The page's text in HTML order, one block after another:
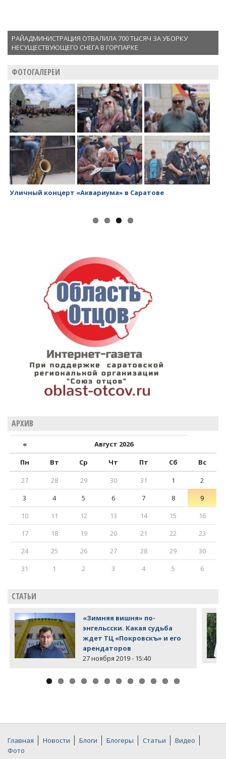
РАЙАДМИНИСТРАЦИЯ ОТВАЛИЛА 700 ТЫСЯЧ ЗА УБОРКУ
НЕСУЩЕСТВУЮЩЕГО СНЕГА В ГОРПАРКЕ
ФОТОГАЛЕРЕИ
Уличный концерт «Аквариума» в Саратове
АРХИВ
«
Август 2026
Пн
Вт Ср Чт Пт Сб
Вс
27
28 29 30 31 1
2
3
4 5 6 7 8
9
10
11 12 13 14 15
16
17
18 19 20 21 22
23
24
25 26 27 28 29
30
31
1 2 3 4 5 6
СТАТЬИ
«Зимняя вишня» по-
энгельсски. Какая судьба
ждет ТЦ «Покровскъ» и его
арендаторов
27 ноября 2019 - 15:40
Главная Новости Блоги Блогеры Статьи
Видео
Фото